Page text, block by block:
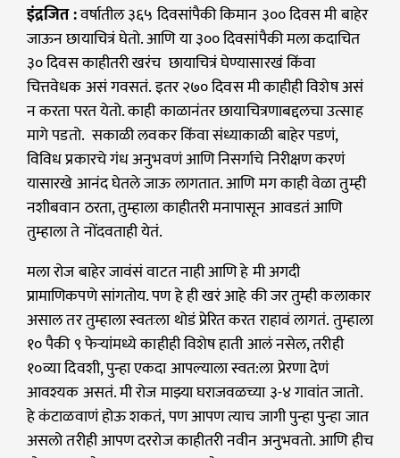
इंद्रजित :वर्षातील ३६५ दिवसांपैकी किमान ३०० दिवस मी बाहेर
जाऊन छायाचित्रं घेतो. आणि या ३०० दिवसांपैकी मला कदाचित
३० दिवस काहीतरी खरंच छायाचित्रं घेण्यासारखं किंवा
चित्तवेधक असं गवसतं. इतर २७० दिवस मी काहीही विशेष असं
न करता परत येतो. काही काळानंतर छायाचित्रणाबद्दलचा उत्साह
मागे पडतो. सकाळी लवकर किंवा संध्याकाळी बाहेर पडणं,
विविध प्रकारचे गंध अनुभवणं आणि निसर्गाचे निरीक्षण करणं
यासारखे आनंद घेतले जाऊ लागतात. आणि मग काही वेळा तुम्ही
नशीबवान ठरता, तुम्हाला काहीतरी मनापासून आवडतं आणि
तुम्हाला ते नोंदवताही येतं.
मला रोज बाहेर जावंसं वाटत नाही आणि हे मी अगदी
प्रामाणिकपणे सांगतोय. पण हे ही खरं आहे की जर तुम्ही कलाकार
असाल तर तुम्हाला स्वतःला थोडं प्रेरित करत राहावं लागतं. तुम्हाला
१० पैकी ९ फेऱ्यांमध्ये काहीही विशेष हाती आलं नसेल, तरीही
१०व्या दिवशी, पुन्हा एकदा आपल्याला स्वत:ला प्रेरणा देणं
आवश्यक असतं. मी रोज माझ्या घराजवळच्या ३-४ गावांत जातो.
हे कंटाळवाणं होऊ शकतं, पण आपण त्याच जागी पुन्हा पुन्हा जात
असलो तरीही आपण दररोज काहीतरी नवीन अनुभवतो. आणि हीच